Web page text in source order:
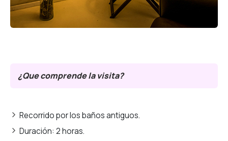
Escapadas
Fanbag
¿Que comprende la visita?
Recorrido por los baños antiguos.
Duración: 2 horas.